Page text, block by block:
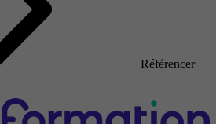
Référencer